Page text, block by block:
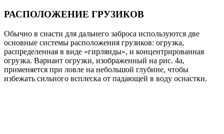
РАСПОЛОЖЕНИЕ ГРУЗИКОВ
Обычно в снасти для дальнего заброса используются две
основные системы расположения грузиков: огрузка,
распределенная в виде «гирлянды», и концентрированная
огрузка. Вариант огрузки, изображенный на рис. 4а,
применяется при ловле на небольшой глубине, чтобы
избежать сильного всплеска от падающей в воду оснастки.